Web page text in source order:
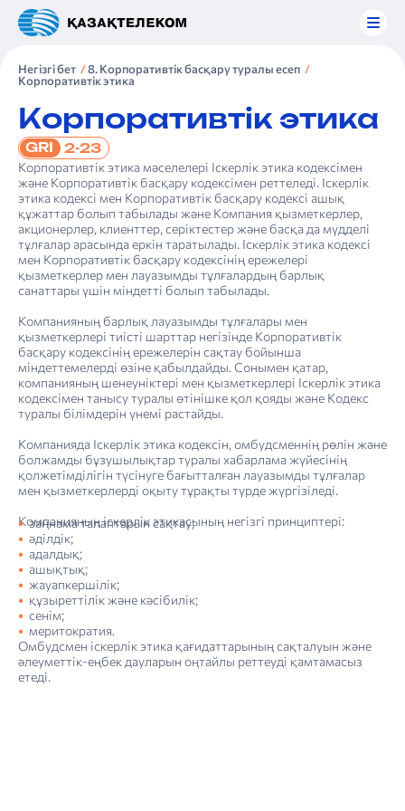
Негізгі бет
8. Корпоративтік басқару туралы есеп
Корпоративтік этика
Корпоративтік этика
GRI 2-23
Корпоративтік этика мәселелері Іскерлік этика кодексімен
және Корпоративтік басқару кодексімен реттеледі. Іскерлік
этика кодексі мен Корпоративтік басқару кодексі ашық
құжаттар болып табылады және Компания қызметкерлер,
акционерлер, клиенттер, серіктестер және басқа да мүдделі
тұлғалар арасында еркін таратылады. Іскерлік этика кодексі
мен Корпоративтік басқару кодексінің ережелері
қызметкерлер мен лауазымды тұлғалардың барлық
санаттары үшін міндетті болып табылады.
Компанияның барлық лауазымды тұлғалары мен
қызметкерлері тиісті шарттар негізінде Корпоративтік
басқару кодексінің ережелерін сақтау бойынша
міндеттемелерді өзіне қабылдайды. Сонымен қатар,
компанияның шенеуніктері мен қызметкерлері Іскерлік этика
кодексімен танысу туралы өтінішке қол қояды және Кодекс
туралы білімдерін үнемі растайды.
Компанияда Іскерлік этика кодексін, омбудсменнің рөлін және
болжамды бұзушылықтар туралы хабарлама жүйесінің
қолжетімділігін түсінуге бағытталған лауазымды тұлғалар
мен қызметкерлерді оқыту тұрақты түрде жүргізіледі.
Компанияның іскерлік этикасының негізгі принциптері:
заңнама талаптарын сақтау;
әділдік;
адалдық;
ашықтық;
жауапкершілік;
құзыреттілік және кәсібилік;
сенім;
меритократия.
Омбудсмен іскерлік этика қағидаттарының сақталуын және
әлеуметтік-еңбек дауларын оңтайлы реттеуді қамтамасыз
етеді.